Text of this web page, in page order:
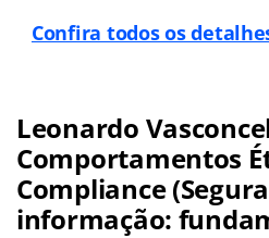
Confira todos os
Leonardo
Comportamentos
Compliance
informação: